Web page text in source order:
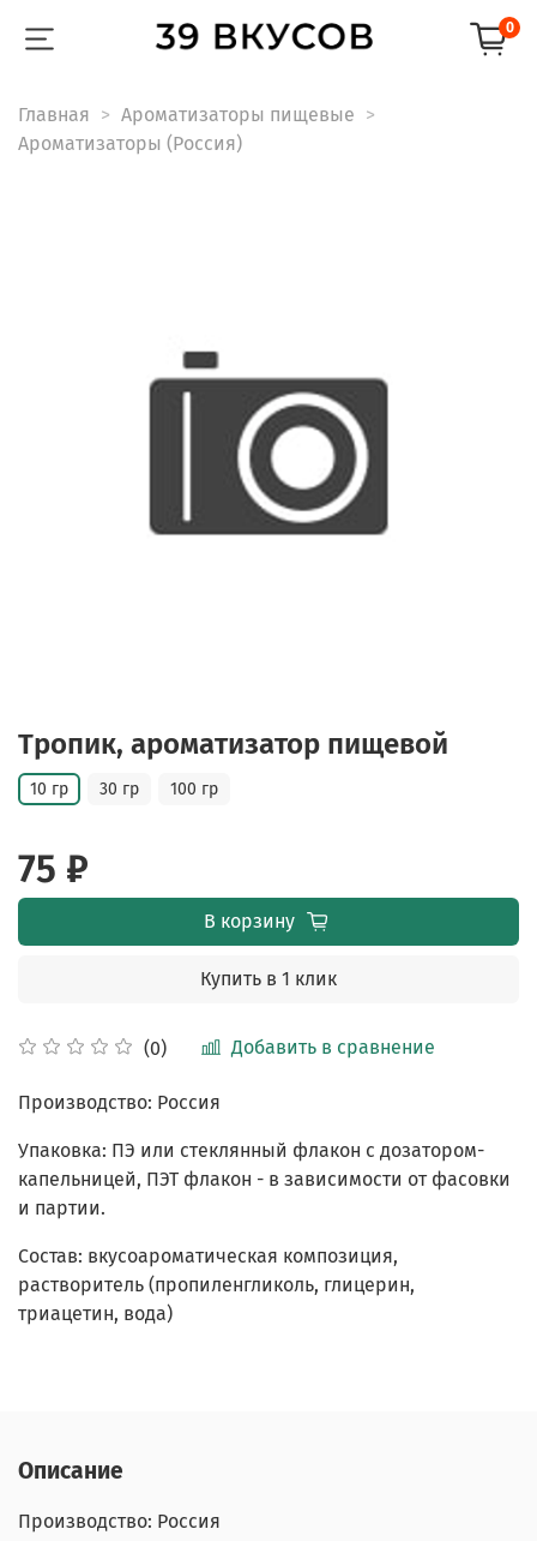
0
Главная
Ароматизаторы пищевые
Ароматизаторы (Россия)
Тропик, ароматизатор пищевой
(0) Добавить в сравнение
10 гр 30 гр 100 гр
75 ₽
В корзину
Купить в 1 клик
Производство: Россия
Упаковка: ПЭ или стеклянный флакон с дозатором-
капельницей, ПЭТ флакон - в зависимости от фасовки
и партии.
Состав: вкусоароматическая композиция,
растворитель (пропиленгликоль, глицерин,
триацетин, вода)
Описание
Производство: Россия